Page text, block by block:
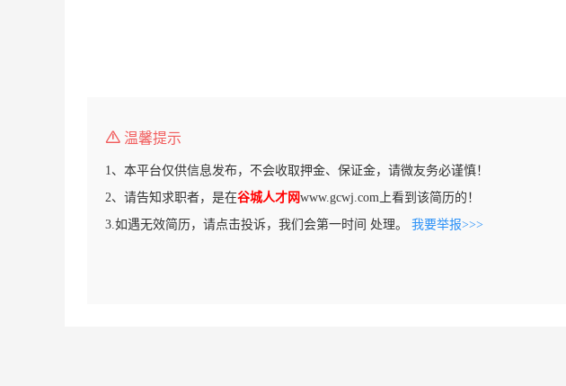
温馨提示
1、本平台仅供信息发布，不会收取押金、保证金，请微友务必谨慎！
2、请告知求职者，是在谷城人才网www.gcwj.com上看到该简历的！
3.如遇无效简历，请点击投诉，我们会第一时间 处理。 我要举报>>>